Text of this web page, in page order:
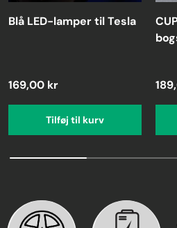
Blå LED-lamper til Tesla
169,00 kr
Tilføj til kurv